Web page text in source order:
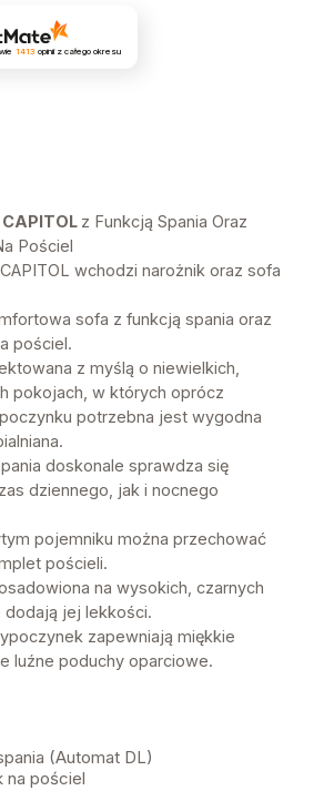
1413 opinii z całego okresu
z Funkcją Spania Oraz
Pościel
wchodzi narożnik oraz sofa
sofa z funkcją spania oraz
pościel.
z myślą o niewielkich,
pokojach, w których oprócz
potrzebna jest wygodna
doskonale sprawdza się
dziennego, jak i nocnego
pojemniku można przechować
pościeli.
na wysokich, czarnych
dodają jej lekkości.
zapewniają miękkie
luźne poduchy oparciowe.
(Automat DL)
na pościel